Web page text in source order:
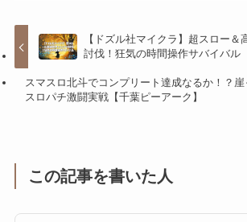
【ドズル社マイクラ】超スロー＆
討伐！狂気の時間操作サバイバル
スマスロ北斗でコンプリート達成なるか！？崖
スロパチ激闘実戦【千葉ピーアーク】
この記事を書いた人